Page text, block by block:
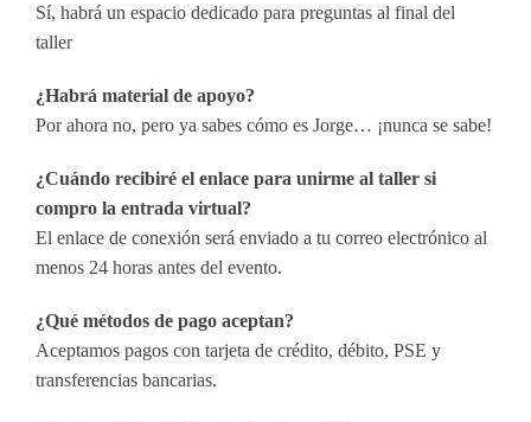
Sí, habrá un espacio dedicado para preguntas al final del
taller
¿Habrá material de apoyo?
Por ahora no, pero ya sabes cómo es Jorge… ¡nunca se sabe!
¿Cuándo recibiré el enlace para unirme al taller si
compro la entrada virtual?
El enlace de conexión será enviado a tu correo electrónico al
menos 24 horas antes del evento.
¿Qué métodos de pago aceptan?
Aceptamos pagos con tarjeta de crédito, débito, PSE y
transferencias bancarias.